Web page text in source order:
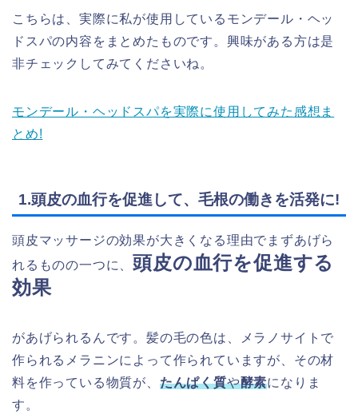
こちらは、実際に私が使用しているモンデール・ヘッ
ドスパの内容をまとめたものです。興味がある方は是
非チェックしてみてくださいね。
モンデール・ヘッドスパを実際に使用してみた感想ま
とめ!
1.頭皮の血行を促進して、毛根の働きを活発に!
頭皮マッサージの効果が大きくなる理由でまずあげら
れるものの一つに、頭皮の血行を促進する
効果
があげられるんです。髪の毛の色は、メラノサイトで
作られるメラニンによって作られていますが、その材
料を作っている物質が、 たんぱく質や酵素になりま
す。